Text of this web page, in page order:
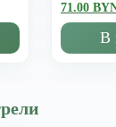
71.00
В